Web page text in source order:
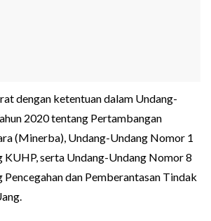
dengan ketentuan dalam Undang-
2020 tentang Pertambangan
(Minerba), Undang-Undang Nomor 1
KUHP, serta Undang-Undang Nomor 8
Pencegahan dan Pemberantasan Tindak